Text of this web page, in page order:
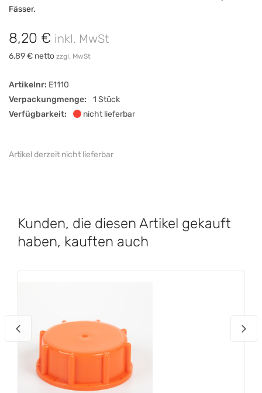
Fässer.
8,20 € inkl. MwSt
6,89 € netto zzgl. MwSt
Artikelnr: E1110
Verpackungmenge:
1 Stück
Verfügbarkeit:
nicht lieferbar
Artikel derzeit nicht lieferbar
Kunden, die diesen Artikel gekauft
haben, kauften auch